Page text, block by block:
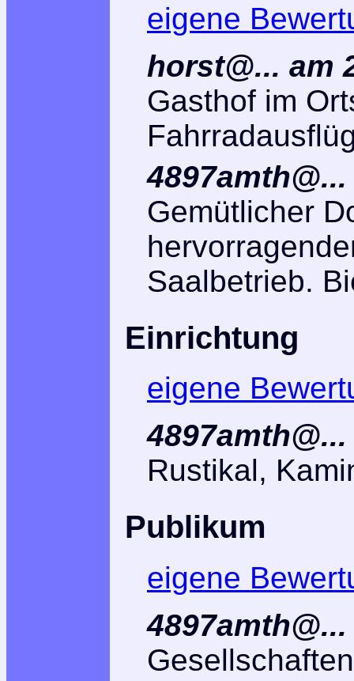
eigene
horst@... am
Gasthof im
Gemütlicher
Saalbetrieb.
Einrichtung
eigene
Rustikal,
Publikum
eigene